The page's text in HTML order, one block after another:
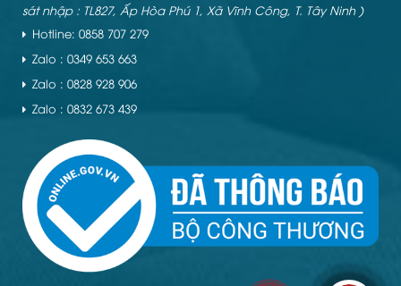
sát nhập : TL827, Ấp Hòa Phú 1, Xã Vĩnh Công, T. Tây Ninh )
Hotline: 0858 707 279
Zalo : 0349 653 663
Zalo : 0828 928 906
Zalo : 0832 673 439